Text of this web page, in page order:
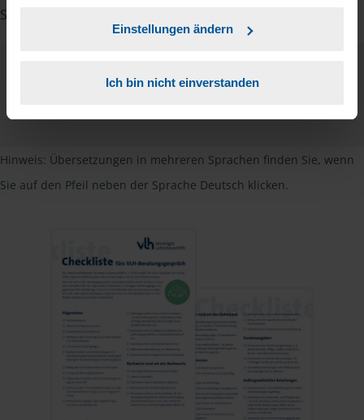
Einstellungen ändern
Ich bin nicht einverstanden
Studenten sowie Rentner zur Verfügung.
Deutsch
Hinweis: Übersetzungen in mehreren Sprachen finden Sie, wenn
Sie auf den Pfeil neben der Sprache Deutsch klicken.